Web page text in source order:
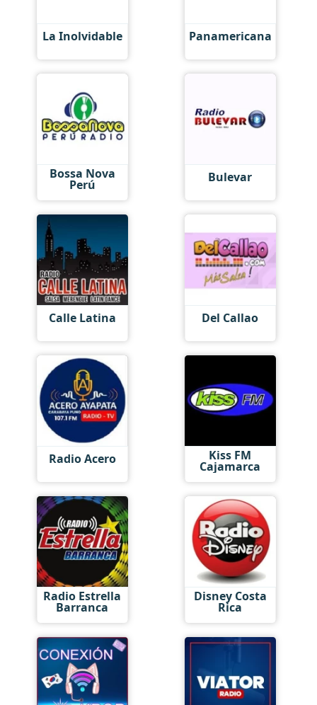
La Inolvidable Panamericana
Bossa Nova
Perú Bulevar
Calle Latina Del Callao
Radio Acero Kiss FM
Cajamarca
Radio Estrella
Barranca
Disney Costa
Rica